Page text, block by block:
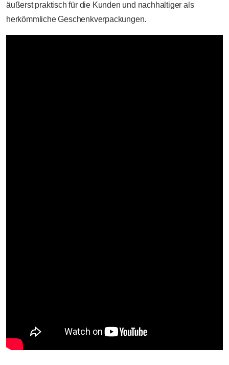
äußerst praktisch für die Kunden und nachhaltiger als
herkömmliche Geschenkverpackungen.